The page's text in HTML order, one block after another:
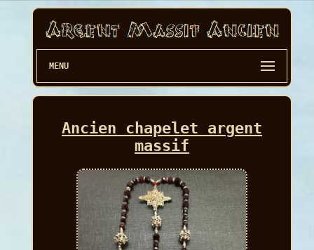
MENU
Ancien chapelet argent
massif